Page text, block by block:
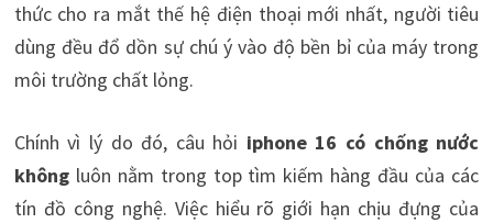
thức cho ra mắt thế hệ điện thoại mới nhất, người tiêu
dùng đều đổ dồn sự chú ý vào độ bền bỉ của máy trong
môi trường chất lỏng.
Chính vì lý do đó, câu hỏi iphone 16 có chống nước
khôngluôn nằm trong top tìm kiếm hàng đầu của các
tín đồ công nghệ. Việc hiểu rõ giới hạn chịu đựng của